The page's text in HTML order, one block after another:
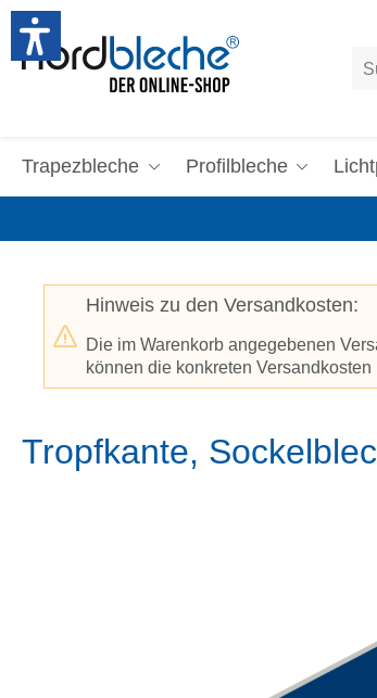
Hauptinhalt springen
Zur Suche springen
Trapezbleche Profilbleche
Hinweis zu den Versandkosten:
Die im Warenkorb angegebenen
können die konkreten
Tropfkante,